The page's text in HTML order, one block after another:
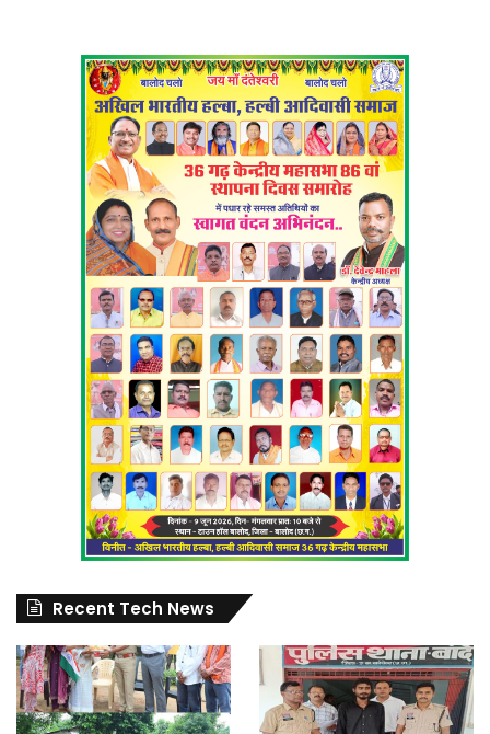
Recent Tech News